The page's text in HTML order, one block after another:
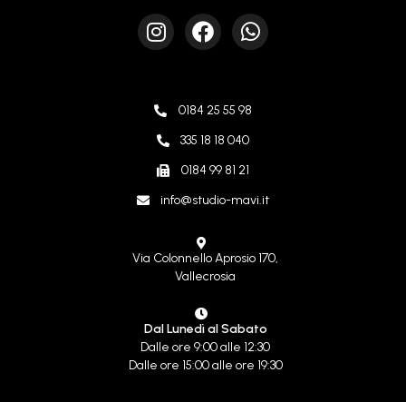
0184 25 55 98
335 18 18 040
0184 99 81 21
info@studio-mavi.it
Via Colonnello Aprosio 170,
Vallecrosia
Dal Lunedì al Sabato
Dalle ore 9:00 alle 12:30
Dalle ore 15:00 alle ore 19:30